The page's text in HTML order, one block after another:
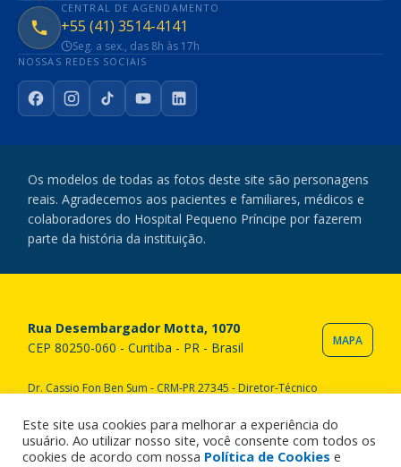
CENTRAL DE AGENDAMENTO
+55 (41) 3514-4141
Seg. a sex., das 8h às 17h
NOSSAS REDES SOCIAIS
FacebookInstagram
TikTokYouTubeLinkedIn
Os modelos de todas as fotos deste site são personagens
reais. Agradecemos aos pacientes e familiares, médicos e
colaboradores do Hospital Pequeno Príncipe por fazerem
parte da história da instituição.
Rua Desembargador Motta, 1070
CEP 80250-060 - Curitiba - PR - Brasil
MAPA
Dr. Cassio Fon Ben Sum - CRM-PR 27345 - Diretor-Técnico
reservados. All rights reserved.
Este site usa cookies para melhorar a experiência do
usuário. Ao utilizar nosso site, você consente com todos os
cookies de acordo com nossa Política de Cookies e